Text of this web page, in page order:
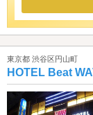
東京都 渋谷区円山町
HOTEL Beat